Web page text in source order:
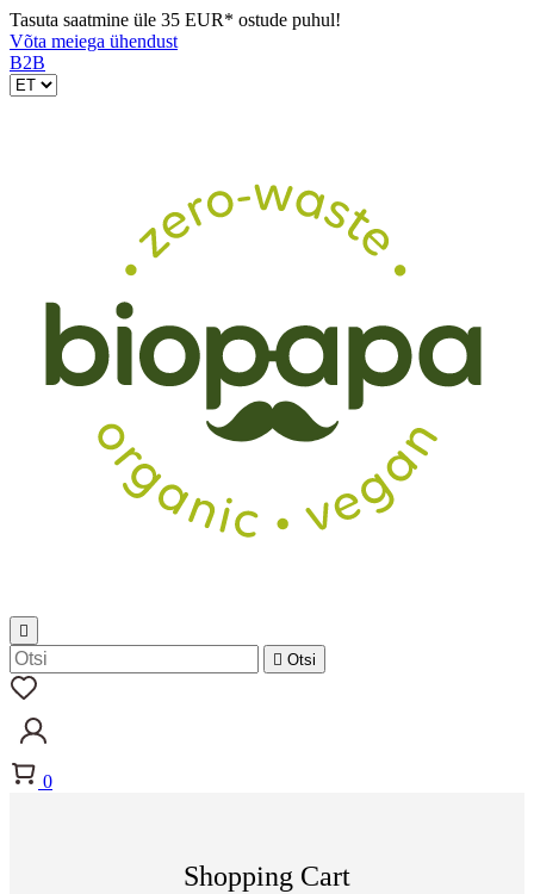
Tasuta saatmine üle 35 EUR* ostude puhul!
Võta meiega ühendust
B2B

 Otsi
0
Shopping Cart